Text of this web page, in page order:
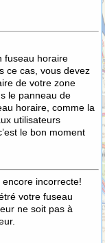
fuseau horaire
ce cas, vous devez
de votre zone
le panneau de
horaire, comme la
utilisateurs
le bon moment
encore incorrecte!
votre fuseau
ne soit pas à